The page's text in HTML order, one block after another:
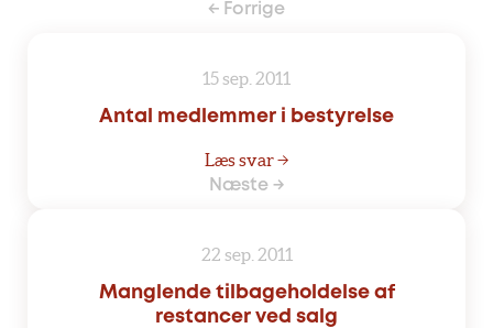
← Forrige
15 sep. 2011
Antal medlemmer i bestyrelse
Læs svar →
Næste →
22 sep. 2011
Manglende tilbageholdelse af
restancer ved salg